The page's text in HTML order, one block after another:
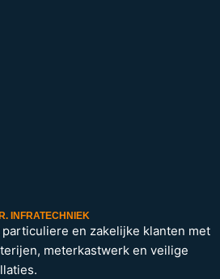
INFRATECHNIEK
en zakelijke klanten met
meterkastwerk en veilige